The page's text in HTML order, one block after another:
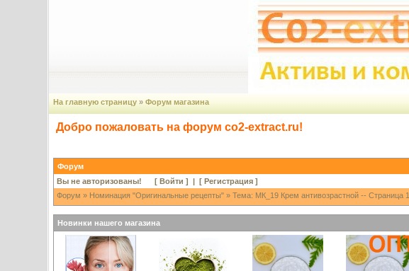
На главную страницу» Форум магазина
Добро пожаловать на форум co2-extract.ru!
Форум
Вы не авторизованы! [ Войти ] | [ Регистрация]
Форум » Номинация "Оригинальные рецепты"» Тема: МК_19 Крем антивозрастной -- Страница 1
Новинки нашего магазина